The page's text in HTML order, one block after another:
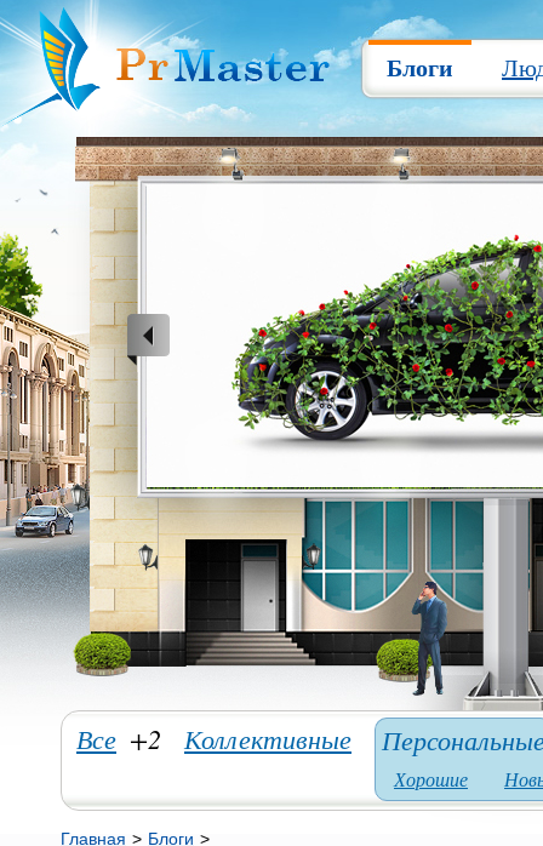
Блоги
Все +2 Коллективные
Хорошие
Главная > Блоги >